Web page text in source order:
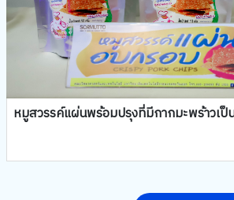
หมูสวรรค์แผ่นพร้อมปรุงที่มีกากมะพร้าวเป็